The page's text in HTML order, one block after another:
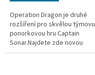
Operation Dragon je druhé
rozšíření pro skvělou týmovu
ponorkovou hru Captain
Sonar.Najdete zde novou
kampaň o sedmi scénářích,